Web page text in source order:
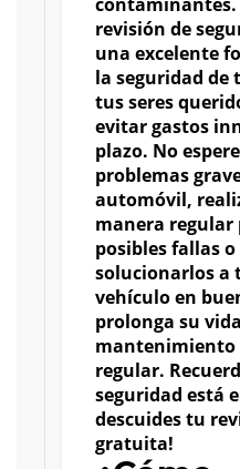
revisión de
una excelente
la seguridad de
tus seres
evitar gastos
plazo. No
problemas
automóvil,
manera
posibles fallas o
solucionarlos a
vehículo en
prolonga su
mantenimiento
regular.
seguridad está
descuides tu
gratuita!